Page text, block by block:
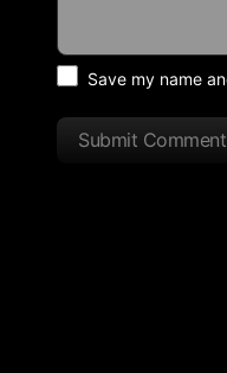
Save my name
Submit Comment